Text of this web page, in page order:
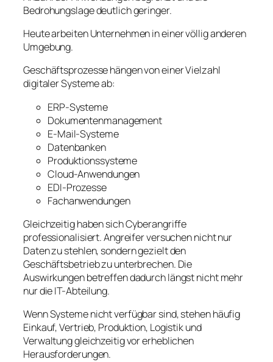
Bedrohungslage deutlich geringer.
Heute arbeiten Unternehmen in einer völlig anderen
Umgebung.
Geschäftsprozesse hängen von einer Vielzahl
digitaler Systeme ab:
ERP-Systeme
Dokumentenmanagement
E-Mail-Systeme
Datenbanken
Produktionssysteme
Cloud-Anwendungen
EDI-Prozesse
Fachanwendungen
Gleichzeitig haben sich Cyberangriffe
professionalisiert. Angreifer versuchen nicht nur
Daten zu stehlen, sondern gezielt den
Geschäftsbetrieb zu unterbrechen. Die
Auswirkungen betreffen dadurch längst nicht mehr
nur die IT-Abteilung.
Wenn Systeme nicht verfügbar sind, stehen häufig
Einkauf, Vertrieb, Produktion, Logistik und
Verwaltung gleichzeitig vor erheblichen
Herausforderungen.